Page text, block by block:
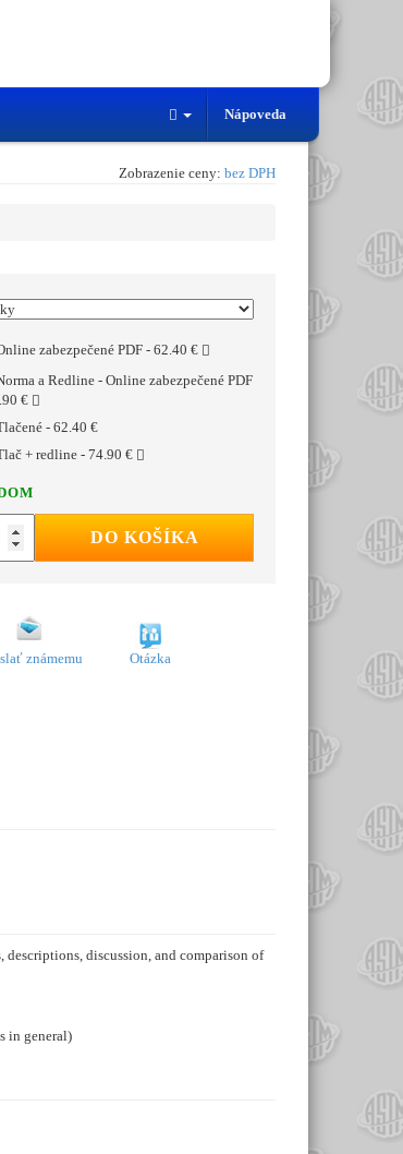
Nápoveda
Zobrazenie ceny: bez DPH
zabezpečené PDF - 62.40 €
a Redline - Online zabezpečené PDF
€
- 62.40 €
+ redline - 74.90 €
DO KOŠÍKA
známemu Otázka
discussion, and comparison of
in general)